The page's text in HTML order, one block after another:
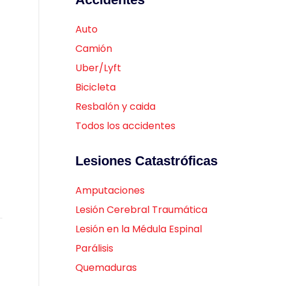
Auto
Camión
Uber/Lyft
Bicicleta
Resbalón y caida
Todos los accidentes
Lesiones Catastróficas
Amputaciones
Lesión Cerebral Traumática
Lesión en la Médula Espinal
Parálisis
Quemaduras